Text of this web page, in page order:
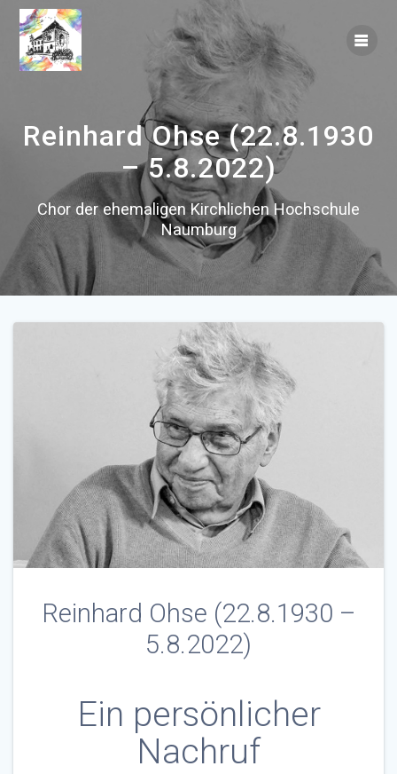
Skip
to
content
Reinhard Ohse (22.8.1930
– 5.8.2022)
Chor der ehemaligen Kirchlichen Hochschule
Naumburg
Reinhard Ohse (22.8.1930 –
5.8.2022)
Ein persönlicher
Nachruf